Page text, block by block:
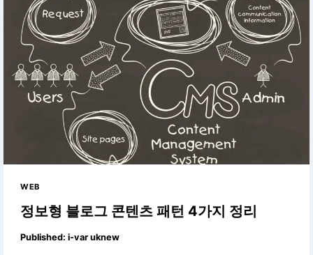
WEB
정보형 블로그 콘텐츠 패턴 4가지 정리
Published: i-var uknew